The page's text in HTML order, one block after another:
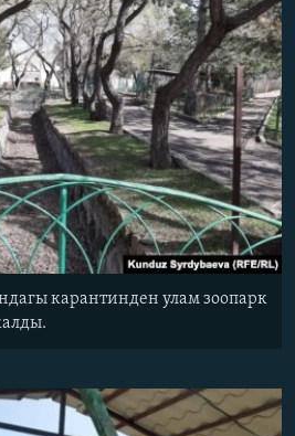
карантинден улам зоопарк